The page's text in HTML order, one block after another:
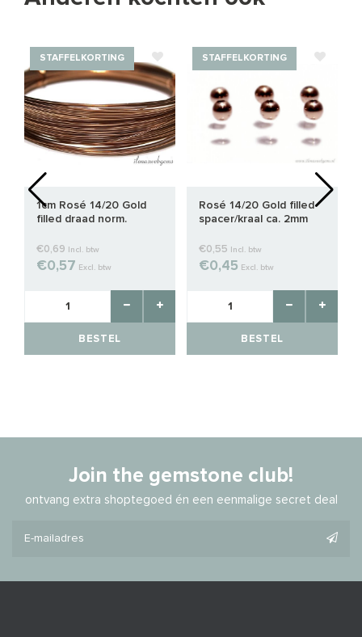
STAFFELKORTING
1cm Rosé 14/20 Gold
filled draad norm.
€0,69 Incl. btw
€0,57 Excl. btw
BESTEL
STAFFELKORTING
Rosé 14/20 Gold filled
spacer/kraal ca. 2mm
€0,55 Incl. btw
€0,45 Excl. btw
BESTEL
Join the gemstone club!
ontvang extra shoptegoed én een eenmalige secret deal